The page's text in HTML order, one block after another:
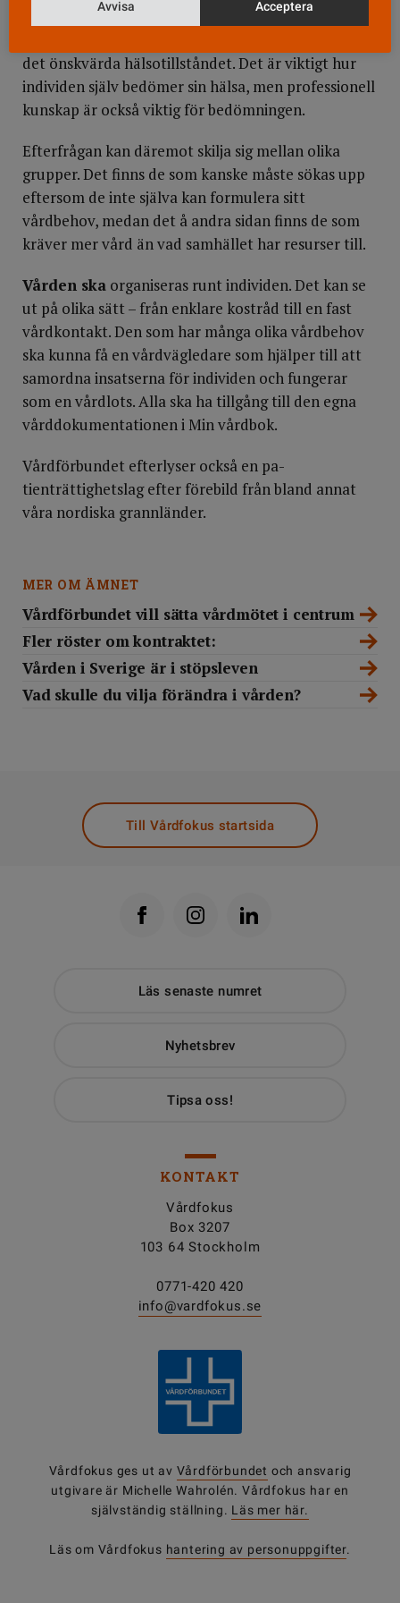
behov av och efterfrågan på vård. Behovet uttrycks
det önskvärda hälsotillståndet. Det är viktigt hur
individen själv bedömer sin hälsa, men professionell
kunskap är också viktig för bedömningen.
Efterfrågan kan däremot skilja sig mellan olika
grupper. Det finns de som kanske måste sökas upp
eftersom de inte själva kan formulera sitt
vårdbehov, medan det å andra sidan finns de som
kräver mer vård än vad samhället har resurser till.
Vården ska organiseras runt individen. Det kan se
ut på olika sätt – från enklare kostråd till en fast
vårdkontakt. Den som har många olika vårdbehov
ska kunna få en vårdvägledare som hjälper till att
samordna insatserna för individen och fungerar
som en vårdlots. Alla ska ha tillgång till den egna
vårddokumentationen i Min vårdbok.
Vårdförbundet efterlyser också en pa­
tienträttighetslag efter förebild från bland annat
våra nordiska grannländer.
MER OM ÄMNET
Vårdförbundet vill sätta vårdmötet i centrum
Fler röster om kontraktet:
Vården i Sverige är i stöpsleven
Vad skulle du vilja förändra i vården?
Till Vårdfokus startsida
Läs senaste numret
Nyhetsbrev
Tipsa oss!
KONTAKT
Vårdfokus
Box 3207
103 64 Stockholm
0771-420 420
info@vardfokus.se
Vårdfokus ges ut av Vårdförbundet och ansvarig
utgivare är Michelle Wahrolén. Vårdfokus har en
självständig ställning. Läs mer här.
Läs om Vårdfokus hantering av personuppgifter.
Avvisa Acceptera